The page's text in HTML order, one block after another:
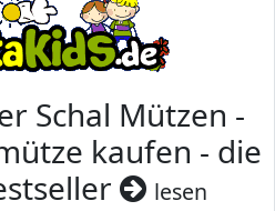
Schal Mützen -
kaufen - die
lesen